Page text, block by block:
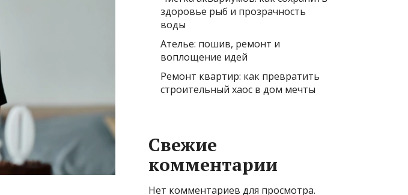
здоровье рыб и прозрачность
воды
Ателье: пошив, ремонт и
воплощение идей
Ремонт квартир: как превратить
строительный хаос в дом мечты
Свежие
комментарии
Нет комментариев для просмотра.